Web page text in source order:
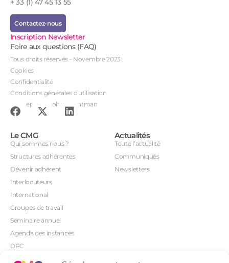
+ 33 (1) 47 45 13 55
Contactez-nous
Inscription Newsletter
Foire aux questions (FAQ)
Tous droits réservés - Novembre 2023
Cookies
Confidentialité
Conditions générales d'utilisation
Conception : John Brightman
Le CMG
Qui sommes nous ?
Structures adhérentes
Dévenir adhérent
Interlocuteurs
International
Groupes de travail
Séminaire annuel
Agenda des instances
DPC
Actualités
Toute l’actualité
Communiqués
Newsletters